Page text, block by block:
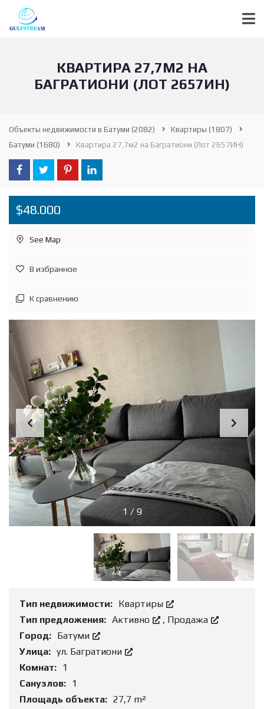
КВАРТИРА 27,7М2 НА
БАГРАТИОНИ (ЛОТ 2657ИН)
Объекты недвижимости в Батуми (2082) Квартиры (1807)
Батуми (1680) Квартира 27,7м2 на Багратиони (Лот 2657ИН)
$48.000
See Map
В избранное
К сравнению
1/9
Тип недвижимости: Квартиры
Тип предложения: Активно , Продажа
Город: Батуми
Улица: ул. Багратиони
Комнат: 1
Санузлов: 1
Площадь объекта: 27,7 m²